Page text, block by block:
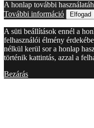
A honlap további
További információ
Elfogad
A süti beállítások ennél a
felhasználói élmény
nélkül kerül sor a honlap
történik kattintás, azzal a
Bezárás